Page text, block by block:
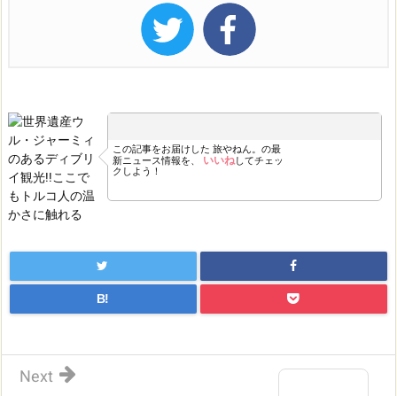
この記事をお届けした 旅やねん。の最
新ニュース情報を、
いいねしてチェッ
クしよう！
B!
Next